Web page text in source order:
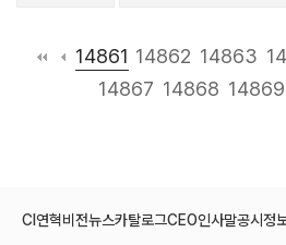
14861 14862 14863
14867 14868 14869
CI 연혁비전뉴스카탈로그CEO인사말공시정